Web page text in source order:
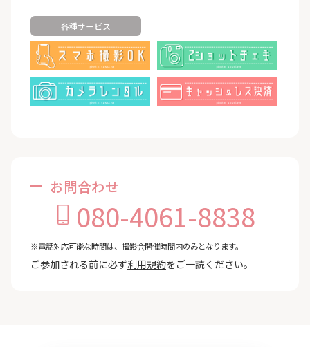
各種サービス
お問合わせ
080-4061-8838
※電話対応可能な時間は、撮影会開催時間内のみとなります。
ご参加される前に必ず利用規約をご一読ください。